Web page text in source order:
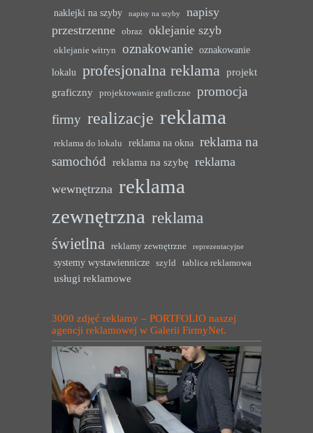
naklejki na szyby
napisy na szyby
napisy
przestrzenne
obraz oklejanie szyb
oklejanie witryn oznakowanie oznakowanie
lokalu profesjonalna reklama projekt
graficzny
projektowanie graficzne
promocja
firmy realizacje reklama
reklama do lokalu reklama na okna reklama na
samochód reklama na szybę reklama
wewnętrzna reklama
zewnętrzna reklama
świetlna
reklamy zewnętrzne reprezentacyjne
systemy wystawiennicze szyld tablica reklamowa
usługi reklamowe
3000 zdjęć reklamy – PORTFOLIO naszej
agencji reklamowej w Galerii FirmyNet.